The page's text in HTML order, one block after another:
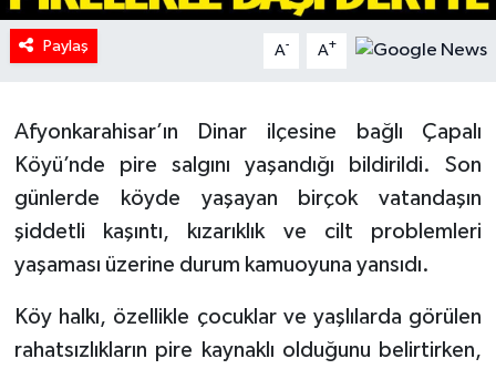
Paylaş A- A+
Afyonkarahisar’ın Dinar ilçesine bağlı Çapalı
Köyü’nde pire salgını yaşandığı bildirildi. Son
günlerde köyde yaşayan birçok vatandaşın
şiddetli kaşıntı, kızarıklık ve cilt problemleri
yaşaması üzerine durum kamuoyuna yansıdı.
Köy halkı, özellikle çocuklar ve yaşlılarda görülen
rahatsızlıkların pire kaynaklı olduğunu belirtirken,
MAGAZİN
POLİTİKA
RESMİ İLANLAR
SAĞLIK
Tarihi Yapılarımız